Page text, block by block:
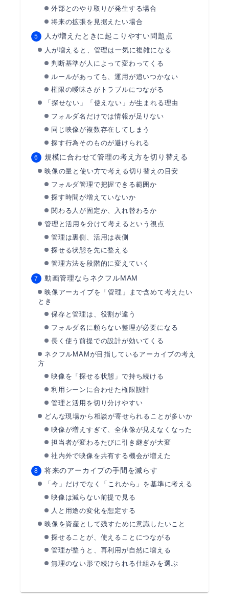
外部とのやり取りが発生する場合
将来の拡張を見据えたい場合
人が増えたときに起こりやすい問題点
人が増えると、管理は一気に複雑になる
判断基準が人によって変わってくる
ルールがあっても、運用が追いつかない
権限の曖昧さがトラブルにつながる
「探せない」「使えない」が生まれる理由
フォルダ名だけでは情報が足りない
同じ映像が複数存在してしまう
探す行為そのものが避けられる
規模に合わせて管理の考え方を切り替える
映像の量と使い方で考える切り替えの目安
フォルダ管理で把握できる範囲か
探す時間が増えていないか
関わる人が固定か、入れ替わるか
管理と活用を分けて考えるという視点
管理は裏側、活用は表側
探せる状態を先に整える
管理方法を段階的に変えていく
動画管理ならネクフルMAM
映像アーカイブを「管理」まで含めて考えたい
とき
保存と管理は、役割が違う
フォルダ名に頼らない整理が必要になる
長く使う前提での設計が効いてくる
ネクフルMAMが目指しているアーカイブの考え
方
映像を「探せる状態」で持ち続ける
利用シーンに合わせた権限設計
管理と活用を切り分けやすい
どんな現場から相談が寄せられることが多いか
映像が増えすぎて、全体像が見えなくなった
担当者が変わるたびに引き継ぎが大変
社内外で映像を共有する機会が増えた
将来のアーカイブの手間を減らす
「今」だけでなく「これから」を基準に考える
映像は減らない前提で見る
人と用途の変化を想定する
映像を資産として残すために意識したいこと
探せることが、使えることにつながる
管理が整うと、再利用が自然に増える
無理のない形で続けられる仕組みを選ぶ